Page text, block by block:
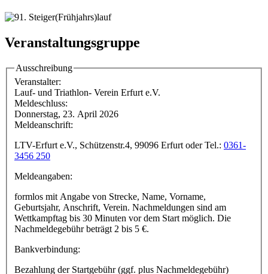
Veranstaltungsgruppe
Ausschreibung
Veranstalter:
Lauf- und Triathlon- Verein Erfurt e.V.
Meldeschluss:
Donnerstag, 23. April 2026
Meldeanschrift:
LTV-Erfurt e.V., Schützenstr.4, 99096 Erfurt oder Tel.: 0361-
3456 250
Meldeangaben:
formlos mit Angabe von Strecke, Name, Vorname,
Geburtsjahr, Anschrift, Verein. Nachmeldungen sind am
Wettkampftag bis 30 Minuten vor dem Start möglich. Die
Nachmeldegebühr beträgt 2 bis 5 €.
Bankverbindung:
Bezahlung der Startgebühr (ggf. plus Nachmeldegebühr)